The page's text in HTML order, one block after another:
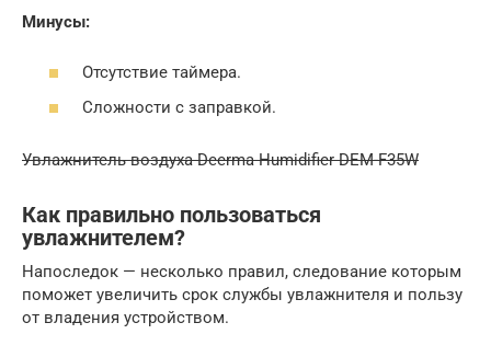
Минусы:
Отсутствие таймера.
Сложности с заправкой.
Увлажнитель воздуха Deerma Humidifier DEM-F35W
Как правильно пользоваться
увлажнителем?
Напоследок — несколько правил, следование которым
поможет увеличить срок службы увлажнителя и пользу
от владения устройством.